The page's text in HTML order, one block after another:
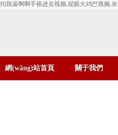
扣我逼啊啊手插进去视频,屁眼大鸡巴视频,
網(wǎng)站首頁 關于我們